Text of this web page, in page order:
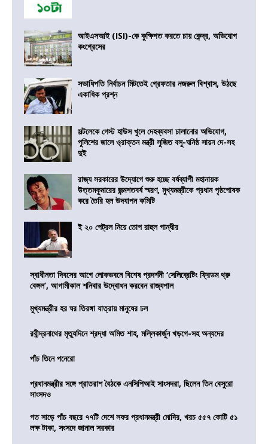
আইএসআই (ISI)-কে কুক্ষিগত করতে চায় কেন্দ্র, অভিযোগ
কংগ্রেসের
সভাধিপতি নির্বাচন মিটতেই গ্রেফতার নজরুল বিশ্বাস, উঠছে
একাধিক প্রশ্ন
সল্টলেকে গেস্ট হাউস খুলে দেহব্যবসা চালানোর অভিযোগ,
পুলিশের জালে ও্রাক্তন মন্ত্রী সুজিত বসু-ঘনিষ্ঠ সায়ন দে-সহ
দুই
রাজ্য সরকারের উদ্যোগে শুরু হচ্ছে বর্ষব্যাপী মহানায়ক
উত্তমকুমারের জন্মশতবর্ষ স্মরণ, মুখ্যমন্ত্রীকে প্রধান পৃষ্ঠপোষক
করে তৈরি হল উদযাপন কমিটি
ই ২০ পেট্রল নিয়ে তোপ রাহুল গান্ধীর
স্বাধীনতা দিবসের আগে লোকভবনে বিশেষ প্রদর্শনী ‘সেলিব্রেটিং ফ্রিডম থ্রু
বেঙ্গল’, আগামীকাল শনিবার উদ্বোধন করবেন রাজ্যপাল
মুখ্যমন্ত্রীর হর ঘর তিরঙ্গা যাত্রায় মানুষের ঢল
রবীন্দ্রনাথের মৃত্যুদিনে শ্রদ্ধা অমিত শাহ, মল্লিকার্জুন খড়গে-সহ অন্যদের
পাঁচ তিনে পনেরো
প্রধানমন্ত্রীর সঙ্গে প্রাতরাশ বৈঠকে এনসিপিআই সাংসদরা, ছিলেন তিন বেসুরো
সাংসদও
গত সাড়ে পাঁচ বছরে ৭৭টি দেশে সফর প্রধানমন্ত্রী মোদির, খরচ ৫৫৭ কোটি ৫১
লক্ষ টাকা, সংসদে জানাল সরকার